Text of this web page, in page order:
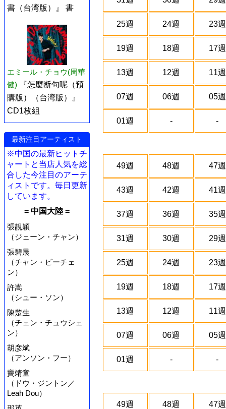
書（台湾版）』 書
エミール・チョウ(周華
健)
『怎麼断句呢（預
購版）（台湾版）』
CD1枚組
最新注目アーティスト
※中国の最新ヒットチ
ャートと当店人気を総
合した今注目のアーテ
ィストです。毎日更新
しています。
= 中国大陸 =
張靚穎
（ジェーン・チャン）
張碧晨
（チャン・ビーチェ
ン）
許嵩
（シュー・ソン）
陳楚生
（チェン・チュウシェ
ン）
胡彦斌
（アンソン・フー）
竇靖童
（ドウ・ジントン／
Leah Dou）
25週 24週 23週
19週 18週 17週
13週 12週 11週
07週 06週 05週
01週 - -
49週 48週 47週
43週 42週 41週
37週 36週 35週
31週 30週 29週
25週 24週 23週
19週 18週 17週
13週 12週 11週
07週 06週 05週
01週 - -
49週 48週 47週